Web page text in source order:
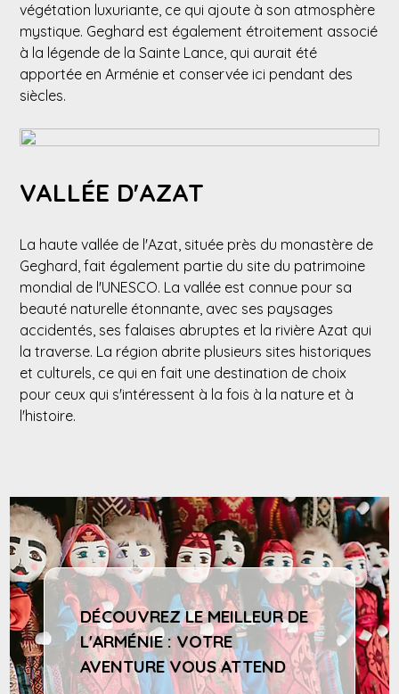
végétation luxuriante, ce qui ajoute à son atmosphère
mystique. Geghard est également étroitement associé
à la légende de la Sainte Lance, qui aurait été
apportée en Arménie et conservée ici pendant des
siècles.
VALLÉE D'AZAT
La haute vallée de l'Azat, située près du monastère de
Geghard, fait également partie du site du patrimoine
mondial de l'UNESCO. La vallée est connue pour sa
beauté naturelle étonnante, avec ses paysages
accidentés, ses falaises abruptes et la rivière Azat qui
la traverse. La région abrite plusieurs sites historiques
et culturels, ce qui en fait une destination de choix
pour ceux qui s'intéressent à la fois à la nature et à
l'histoire.
DÉCOUVREZ LE MEILLEUR DE
L'ARMÉNIE : VOTRE
AVENTURE VOUS ATTEND